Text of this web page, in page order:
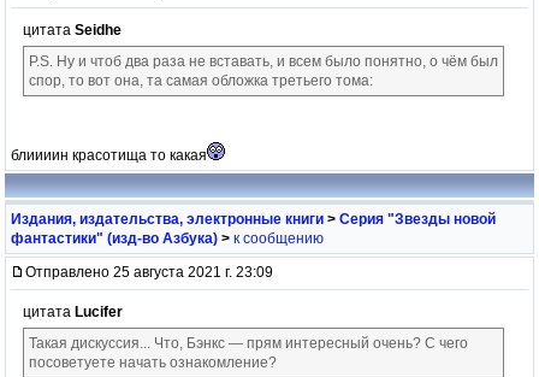
цитата Seidhe
P.S. Ну и чтоб два раза не вставать, и всем было понятно, о чём был
спор, то вот она, та самая обложка третьего тома:
блиииин красотища то какая
Издания, издательства, электронные книги > Серия "Звезды новой
фантастики" (изд-во Азбука) > к сообщению
Отправлено 25 августа 2021 г. 23:09
цитата Luсifer
Такая дискуссия... Что, Бэнкс — прям интересный очень? С чего
посоветуете начать ознакомление?